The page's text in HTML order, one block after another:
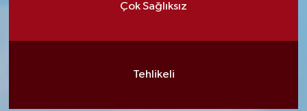
Çok Sağlıksız
Tehlikeli